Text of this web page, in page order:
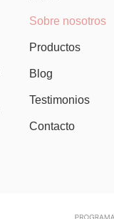
Sobre nosotros
Productos
Blog
Testimonios
Contacto